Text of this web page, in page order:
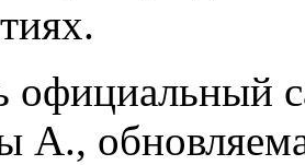
официальный
А.,